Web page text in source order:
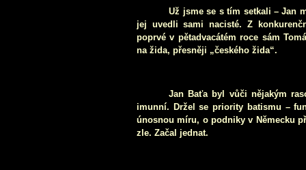
Už jsme se s tím setkali – Jan
jej uvedli sami nacisté. Z
poprvé v pětadvacátém roce sám
na žida, přesněji „českého žida“.
Jan Baťa byl vůči nějakým
imunní. Držel se priority batismu –
únosnou míru, o podniky v Německu
zle. Začal jednat.